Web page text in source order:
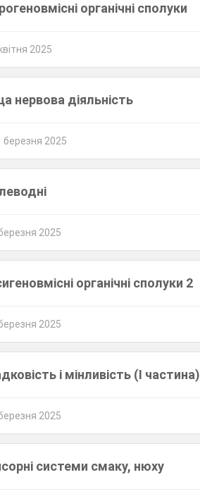
органічні сполуки
2025
нервова діяльність
березня 2025
2025
органічні сполуки 2
2025
і мінливість (І частина)
2025
системи смаку, нюху